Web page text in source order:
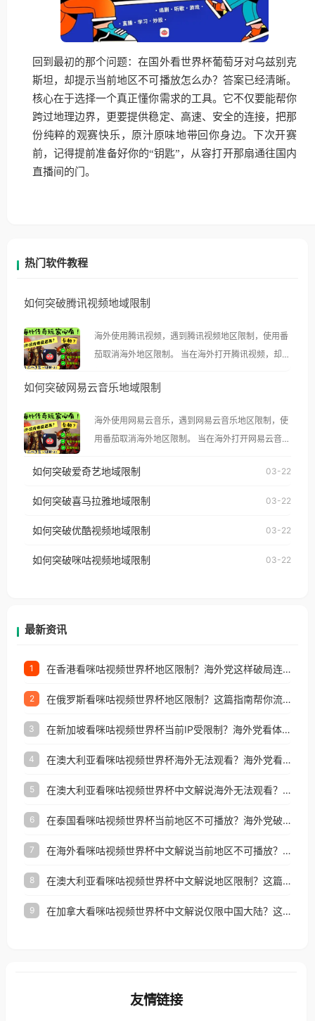
回到最初的那个问题：在国外看世界杯葡萄牙对乌兹别克
斯坦，却提示当前地区不可播放怎么办？答案已经清晰。
核心在于选择一个真正懂你需求的工具。它不仅要能帮你
跨过地理边界，更要提供稳定、高速、安全的连接，把那
份纯粹的观赛快乐，原汁原味地带回你身边。下次开赛
前，记得提前准备好你的“钥匙”，从容打开那扇通往国内
直播间的门。
热门软件教程
如何突破腾讯视频地域限制
海外使用腾讯视频，遇到腾讯视频地区限制，使用番
茄取消海外地区限制。 当在海外打开腾讯视频，却突
示语。 海外用户如香港、澳门、台湾、美国、加拿
像其他音乐平台一样，出现地区及版权限制问题，且
仅能在中国大陆地区播放。 遇到这个问题的朋友们，
使用番茄回国加速器，即可解决「海外用户收听腾讯
台湾、美国、加拿大、澳大利亚、欧洲等国家和地区
权限制所困扰。
如何突破网易云音乐地域限制
海外使用网易云音乐，遇到网易云音乐地区限制，使
用番茄取消海外地区限制。 当在海外打开网易云音
播放”的提示语。 海外用户如香港、澳门、台湾、美
国、加拿大、澳大利亚、欧洲等国家和地区时，网易
制问题，且仅能在中国大陆地区播放。 遇到这个问题
户收听网易云音乐地区版权限制」的问题，无论人在
如何突破爱奇艺地域限制 03-22
如何突破喜马拉雅地域限制 03-22
如何突破优酷视频地域限制 03-22
如何突破咪咕视频地域限制 03-22
最新资讯
1 在香港看咪咕视频世界杯地区限制？海外党这样破局连看7天不卡顿！
2 在俄罗斯看咪咕视频世界杯地区限制？这篇指南帮你流畅看中文解说赛事
3 在新加坡看咪咕视频世界杯当前IP受限制？海外党看体育赛事的终极破局指南
4 在澳大利亚看咪咕视频世界杯海外无法观看？海外党看国内体育直播的终极解法
5 在澳大利亚看咪咕视频世界杯中文解说海外无法观看？这篇指南帮你搞定所有体育直播难题
6 在泰国看咪咕视频世界杯当前地区不可播放？海外党破局看中文解说赛事指南
7 在海外看咪咕视频世界杯中文解说当前地区不可播放？这篇指南帮你搞定所有体育赛事直播难题
8 在澳大利亚看咪咕视频世界杯中文解说地区限制？这篇指南帮你搞定海外观赛难题
9 在加拿大看咪咕视频世界杯中文解说仅限中国大陆？这篇指南帮你轻松解锁中文解说和赛事直播
友情链接